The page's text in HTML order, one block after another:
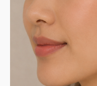
blanches